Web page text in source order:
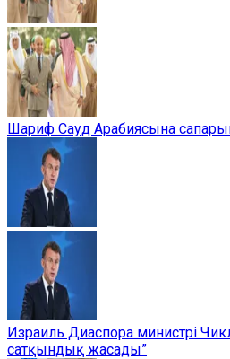
Шариф Сауд Арабиясына
Израиль Диаспора министрі
сатқындық жасады”